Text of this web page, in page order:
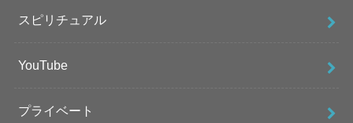
スピリチュアル
YouTube
プライベート